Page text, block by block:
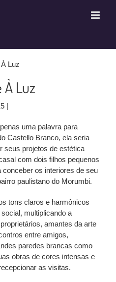
Luz
À Luz
|
uma palavra para
Castello Branco, ela seria
seus projetos de estética
com dois filhos pequenos
os interiores de seu
paulistano do Morumbi.
tons claros e harmônicos
multiplicando a
amantes da arte
entre amigos,
paredes brancas como
obras de cores intensas e
as visitas.